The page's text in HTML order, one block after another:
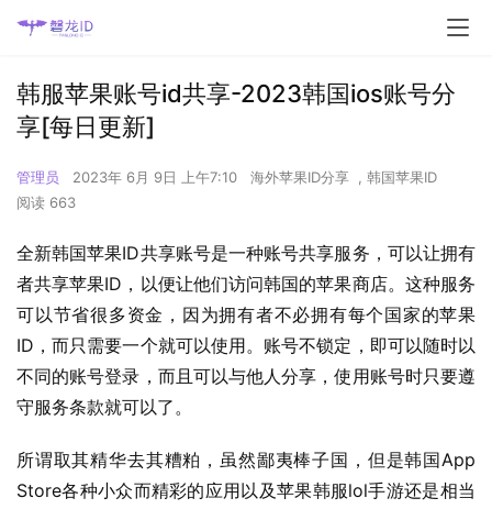
韩服苹果账号id共享-2023韩国ios账号分
享[每日更新]
管理员 2023年 6月 9日 上午7:10 海外苹果ID分享
韩国苹果ID
阅读 663
全新韩国苹果ID共享账号是一种账号共享服务，可以让拥有
者共享苹果ID，以便让他们访问韩国的苹果商店。这种服务
可以节省很多资金，因为拥有者不必拥有每个国家的苹果
ID，而只需要一个就可以使用。账号不锁定，即可以随时以
不同的账号登录，而且可以与他人分享，使用账号时只要遵
守服务条款就可以了。
所谓取其精华去其糟粕，虽然鄙夷棒子国，但是韩国App
Store各种小众而精彩的应用以及苹果韩服lol手游还是相当